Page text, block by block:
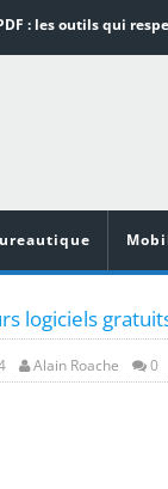
logiciels
Alain Roache 0